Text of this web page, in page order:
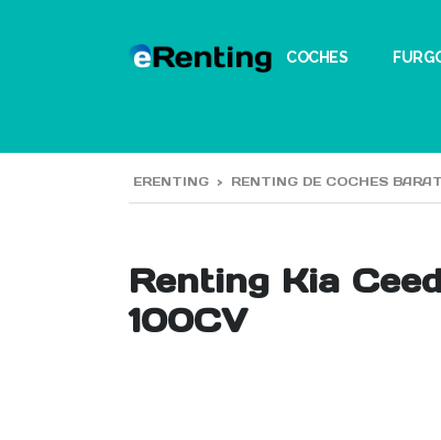
COCHES
ERENTING > RENTING DE COCHES
Renting Kia
100CV